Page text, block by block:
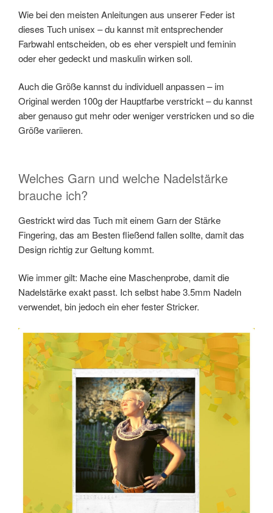
Wie bei den meisten Anleitungen aus unserer Feder ist
dieses Tuch unisex – du kannst mit entsprechender
Farbwahl entscheiden, ob es eher verspielt und feminin
oder eher gedeckt und maskulin wirken soll.
Auch die Größe kannst du individuell anpassen – im
Original werden 100g der Hauptfarbe verstrickt – du kannst
aber genauso gut mehr oder weniger verstricken und so die
Größe variieren.
Welches Garn und welche Nadelstärke
brauche ich?
Gestrickt wird das Tuch mit einem Garn der Stärke
Fingering, das am Besten fließend fallen sollte, damit das
Design richtig zur Geltung kommt.
Wie immer gilt: Mache eine Maschenprobe, damit die
Nadelstärke exakt passt. Ich selbst habe 3.5mm Nadeln
verwendet, bin jedoch ein eher fester Stricker.